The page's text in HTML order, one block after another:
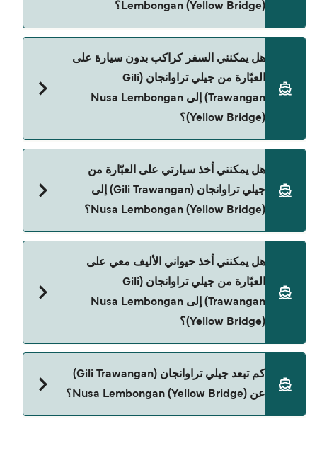
Lembongan (Yellow Bridge)؟
صفحة العروض لمعرفة أحدث التخفيضات.
هل يمكنني السفر كراكب بدون سيارة على
العبّارة من جيلي تراوانجان (Gili
Trawangan) إلى Nusa Lembongan
(Yellow Bridge)؟
نعم، يمكنك السفر كراكب بدون سيارة من جيلي
تراوانجان (Gili Trawangan) إلى Nusa Lembongan
(Yellow Bridge) مع:
هل يمكنني أخذ سيارتي على العبّارة من
جيلي تراوانجان (Gili Trawangan) إلى
Nusa Lembongan (Yellow Bridge)؟
حالياً لا يُسمح للسيارات بالركوب على العبّارة من جيلي
تراوانجان (Gili Trawangan) إلى Nusa Lembongan
(Yellow Bridge).
هل يمكنني أخذ حيواني الأليف معي على
العبّارة من جيلي تراوانجان (Gili
Trawangan) إلى Nusa Lembongan
(Yellow Bridge)؟
تراوانجان (Gili Trawangan) و Nusa Lembongan
(Yellow Bridge).
كم تبعد جيلي تراوانجان (Gili Trawangan)
عن Nusa Lembongan (Yellow Bridge)؟